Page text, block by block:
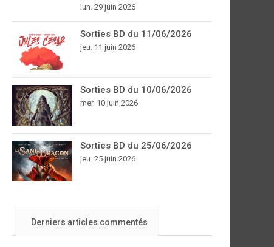
lun. 29 juin 2026
Sorties BD du 11/06/2026
jeu. 11 juin 2026
Sorties BD du 10/06/2026
mer. 10 juin 2026
Sorties BD du 25/06/2026
jeu. 25 juin 2026
Derniers articles commentés